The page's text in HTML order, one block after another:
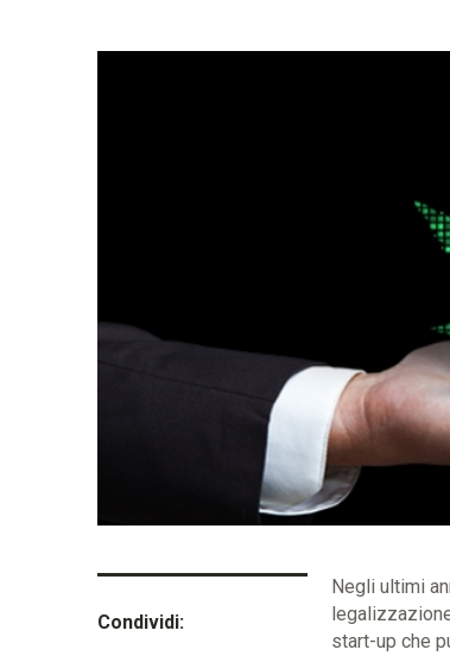
Condividi:
Negli ultimi
start-up che